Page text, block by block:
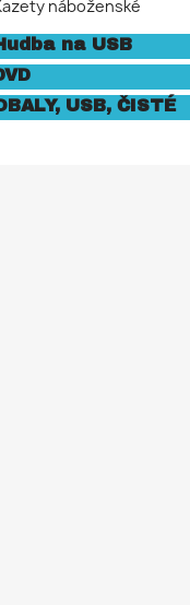
náboženské
na USB
USB, ČISTÉ